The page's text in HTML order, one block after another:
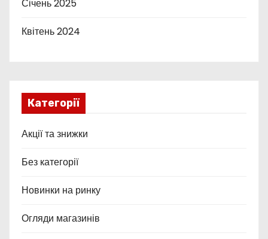
Січень 2025
Квітень 2024
Категорії
Акції та знижки
Без категорії
Новинки на ринку
Огляди магазинів